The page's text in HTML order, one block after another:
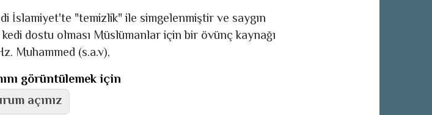
İslamiyet'te "temizlik" ile sim­gelenmiştir ve saygın
dos­tu ol­ması Müs­lümanlar için bir övünç kaynağı
Muhammed (s.a.v),
görüntülemek için
açınız